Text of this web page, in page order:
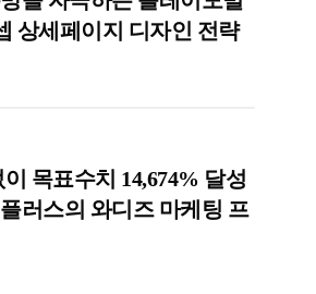
상세페이지 디자인 전략
목표수치 14,674% 달성
러스의 와디즈 마케팅 프